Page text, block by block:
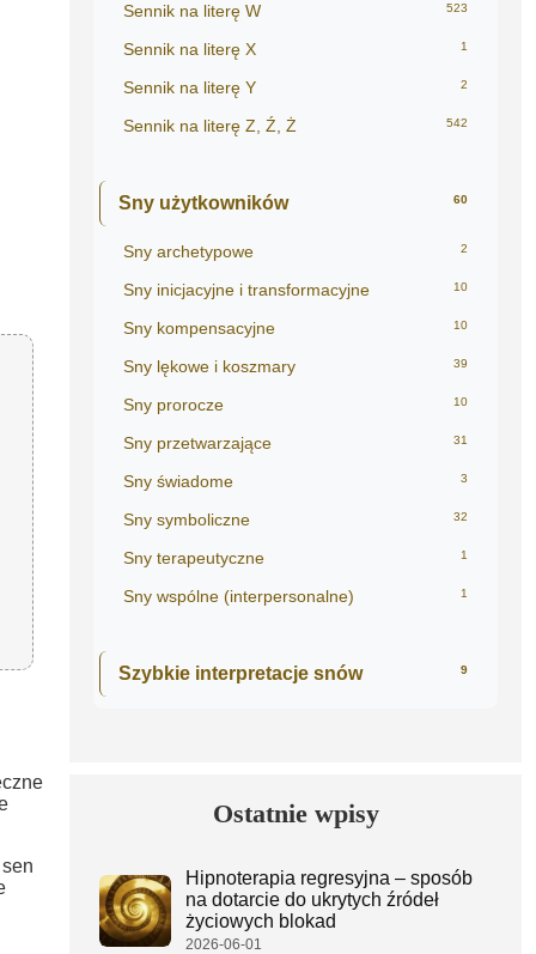
Sennik na literę W 523
Sennik na literę X 1
Sennik na literę Y 2
Sennik na literę Z, Ź, Ż 542
Sny użytkowników 60
Sny archetypowe 2
Sny inicjacyjne i transformacyjne 10
Sny kompensacyjne 10
Sny lękowe i koszmary 39
Sny prorocze 10
Sny przetwarzające 31
Sny świadome 3
Sny symboliczne 32
Sny terapeutyczne 1
Sny wspólne (interpersonalne) 1
Szybkie interpretacje snów 9
Ostatnie wpisy
Hipnoterapia regresyjna – sposób
na dotarcie do ukrytych źródeł
życiowych blokad
2026-06-01